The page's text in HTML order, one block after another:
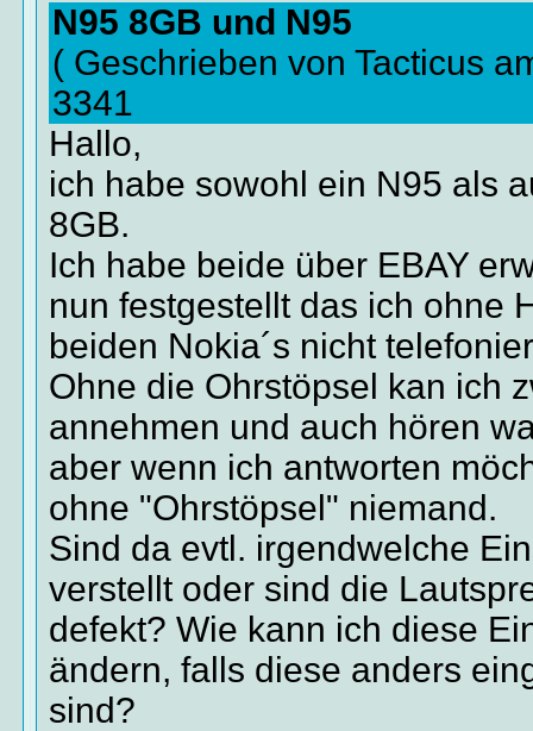
N95 8GB und N95
( Geschrieben von Tacticus
3341
Hallo,
ich habe sowohl ein N95 als
8GB.
Ich habe beide über EBAY
nun festgestellt das ich ohne
beiden Nokia´s nicht
Ohne die Ohrstöpsel kan ich
annehmen und auch hören
aber wenn ich antworten
ohne "Ohrstöpsel" niemand.
Sind da evtl. irgendwelche
verstellt oder sind die
defekt? Wie kann ich diese
ändern, falls diese anders
sind?